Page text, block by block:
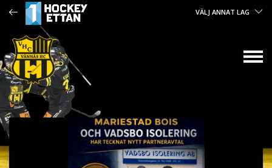
VÄLJ ANNAT LAG